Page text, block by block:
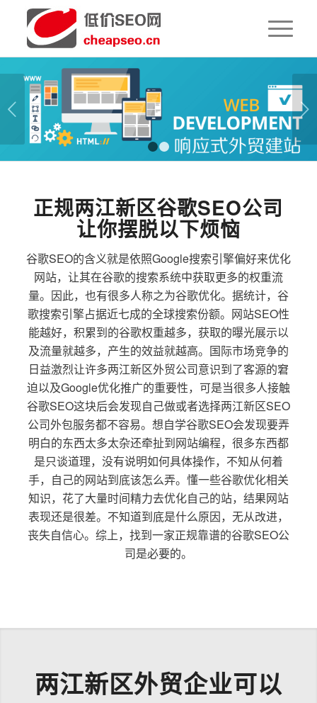
下一页
1 2
正规两江新区谷歌SEO公司
让你摆脱以下烦恼
谷歌SEO的含义就是依照Google搜索引擎偏好来优化
网站，让其在谷歌的搜索系统中获取更多的权重流
量。因此，也有很多人称之为谷歌优化。据统计，谷
歌搜索引擎占据近七成的全球搜索份额。网站SEO性
能越好，积累到的谷歌权重越多，获取的曝光展示以
及流量就越多，产生的效益就越高。国际市场竞争的
日益激烈让许多两江新区外贸公司意识到了客源的窘
迫以及Google优化推广的重要性，可是当很多人接触
谷歌SEO这块后会发现自己做或者选择两江新区SEO
公司外包服务都不容易。想自学谷歌SEO会发现要弄
明白的东西太多太杂还牵扯到网站编程，很多东西都
是只谈道理，没有说明如何具体操作，不知从何着
手，自己的网站到底该怎么弄。懂一些谷歌优化相关
知识，花了大量时间精力去优化自己的站，结果网站
表现还是很差。不知道到底是什么原因，无从改进，
丧失自信心。综上，找到一家正规靠谱的谷歌SEO公
司是必要的。
两江新区外贸企业可以